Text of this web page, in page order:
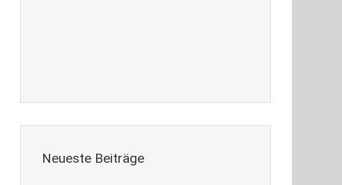
Neueste Beiträge